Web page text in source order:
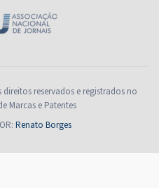
reservados e registrados no
Marcas e Patentes
Renato Borges